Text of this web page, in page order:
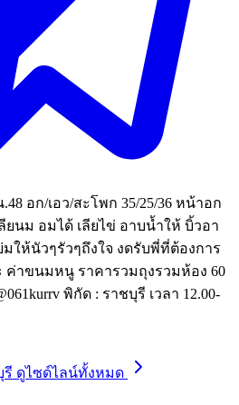
อก/เอว/สะโพก 35/25/36 หน้าอก
ยนม อมได้ เลียไข่ อาบน้ำให้ บิ้วอา
ให้นัวๆรัวๆถึงใจ งดรับพี่ที่ต้องการ
ค่าขนมหนู ราคารวมถุงรวมห้อง 60
พิกัด : ราชบุรี เวลา 12.00-
รี ดูไซด์ไลน์ทั้งหมด